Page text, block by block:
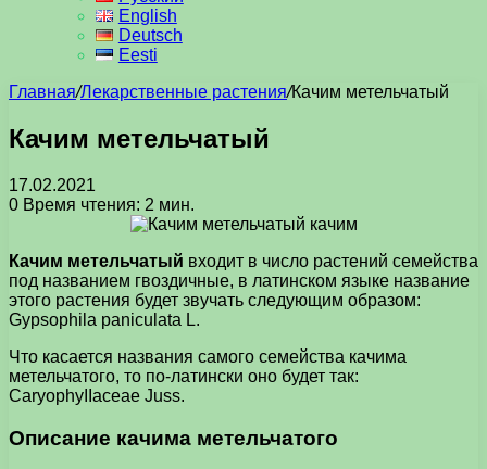
English
Deutsch
Eesti
Главная/Лекарственные растения/Качим метельчатый
Качим метельчатый
17.02.2021
0 Время чтения: 2 мин.
Качим метельчатый входит в число растений семейства
под названием гвоздичные, в латинском языке название
этого растения будет звучать следующим образом:
Gypsophila paniculata L.
Что касается названия самого семейства качима
метельчатого, то по-латински оно будет так:
CaryophyIIaceae Juss.
Описание качима метельчатого